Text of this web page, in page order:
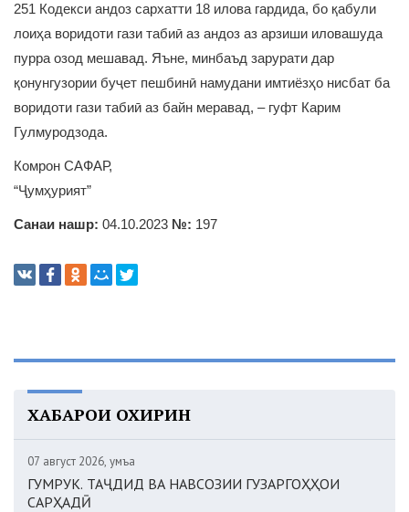
251 Кодекси андоз сархатти 18 илова гардида, бо қабули
лоиҳа воридоти гази табиӣ аз андоз аз арзиши иловашуда
пурра озод мешавад. Яъне, минбаъд зарурати дар
қонунгузории буҷет пешбинӣ намудани имтиёзҳо нисбат ба
воридоти гази табиӣ аз байн меравад, – гуфт Карим
Гулмуродзода.
Комрон САФАР,
“Ҷумҳурият”
Санаи нашр: 04.10.2023 №: 197
ХАБАРҲОИ ОХИРИН
07 август 2026, Ҷумъа
ГУМРУК. ТАҶДИД ВА НАВСОЗИИ ГУЗАРГОҲҲОИ
САРҲАДӢ